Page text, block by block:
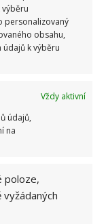
personalizovaný
obsahu,
údajů k výběru
Vždy aktivní
údajů,
na
poloze,